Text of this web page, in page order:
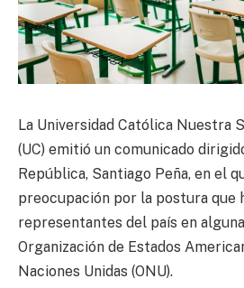
La Universidad Católica Nuestra
(UC) emitió un comunicado
República, Santiago Peña, en el
preocupación por la postura que
representantes del país en
Organización de Estados
Naciones Unidas (ONU).